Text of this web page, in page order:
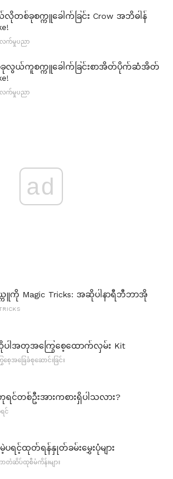
တစ်ခုစက္ကူခေါက်ခြင်း Crow အဘိဓါန်
က်မှုပညာ
လွယ်ကူစက္ကူခေါက်ခြင်းစာအိတ်ပိုက်ဆံအိတ်
က်မှုပညာ
ad
ကူကို Magic Tricks: အဆိုပါနာရီဘီဘာအို
ါအတုအကြွေစေ့ထောက်လှမ်း Kit
ေ့အခြေခံစုဆောင်းခြင်း
ရင်တစ်ဦးအားကစားရှိပါသလား?
င်
ပရင့်ထုတ်ရန်နှုတ်ခမ်းမွှေးပုံများ
ာတံဆိပ်ထုစီမံကိန်းများ